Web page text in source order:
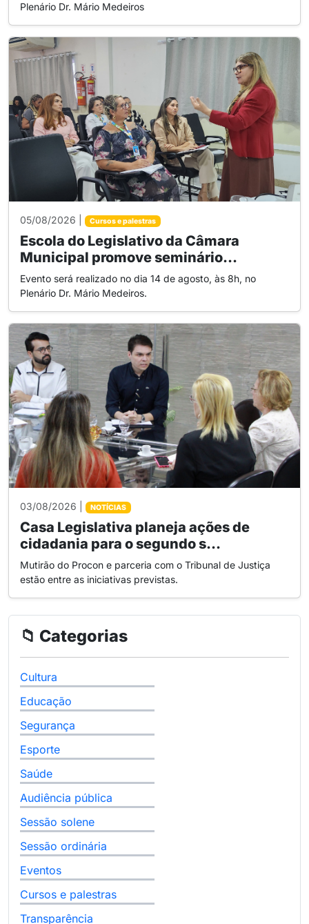
Plenário Dr. Mário Medeiros
05/08/2026 | Cursos e palestras
Escola do Legislativo da Câmara
Municipal promove seminário...
Evento será realizado no dia 14 de agosto, às 8h, no
Plenário Dr. Mário Medeiros.
03/08/2026 | NOTÍCIAS
Casa Legislativa planeja ações de
cidadania para o segundo s...
Mutirão do Procon e parceria com o Tribunal de Justiça
estão entre as iniciativas previstas.
📁 Categorias
Cultura
Educação
Segurança
Esporte
Saúde
Audiência pública
Sessão solene
Sessão ordinária
Eventos
Cursos e palestras
Transparência